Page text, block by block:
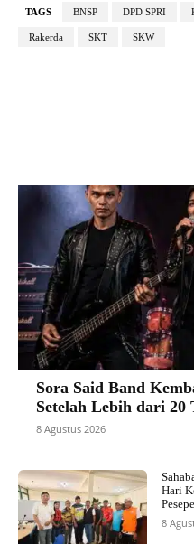
TAGS BNSP DPD SPRI
Rakerda SKT SKW
Sora Said Band
Setelah Lebih dari 20
8 Agustus 2026
Hari
8